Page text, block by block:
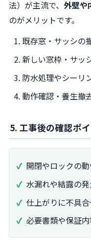
法）が主流で、 外壁や
のがメリットです。
既存窓・サッシの
新しい窓枠・サッ
防水処理やシーリ
動作確認・養生撤
5. 工事後の確認ポ
開閉やロックの
水漏れや結露の
仕上がりに不具
必要書類や保証